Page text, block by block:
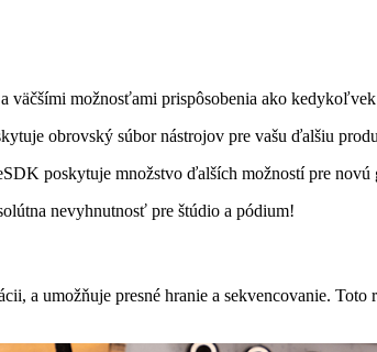
možnosťami prispôsobenia ako
obrovský súbor nástrojov pre vašu ďalšiu
poskytuje množstvo ďalších možností pre novú
nevyhnutnosť pre štúdio a pódium!
a umožňuje presné hranie a sekvencovanie. Toto